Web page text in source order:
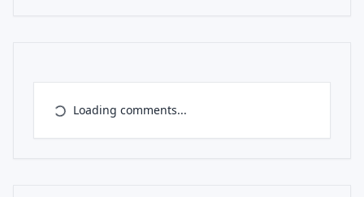
Loading comments...